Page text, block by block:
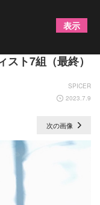
Khaki、ザ・シ
ト7組（最終）
SPICER
2023.7.9
次の画像
表示